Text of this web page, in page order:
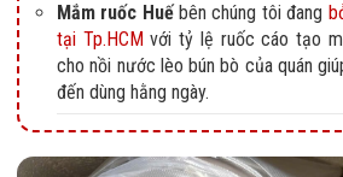
Mắm ruốc Huếbên chúng tôi đang
tại Tp.HCM với tỷ lệ ruốc cáo tạo
cho nồi nước lèo bún bò của quán
đến dùng hằng ngày.